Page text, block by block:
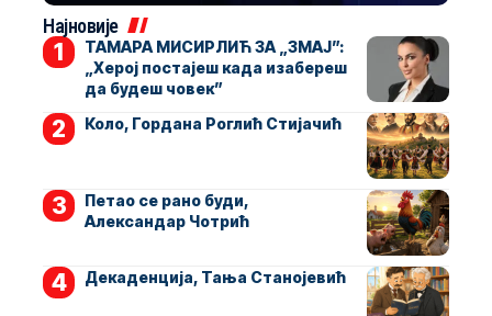
Најновије
ТАМАРА МИСИРЛИЋ ЗА „ЗМАЈ”:
„Херој постајеш када изабереш
да будеш човек”
Коло, Гордана Роглић Стијачић
Петао се рано буди,
Александар Чотрић
Декаденција, Тања Станојевић